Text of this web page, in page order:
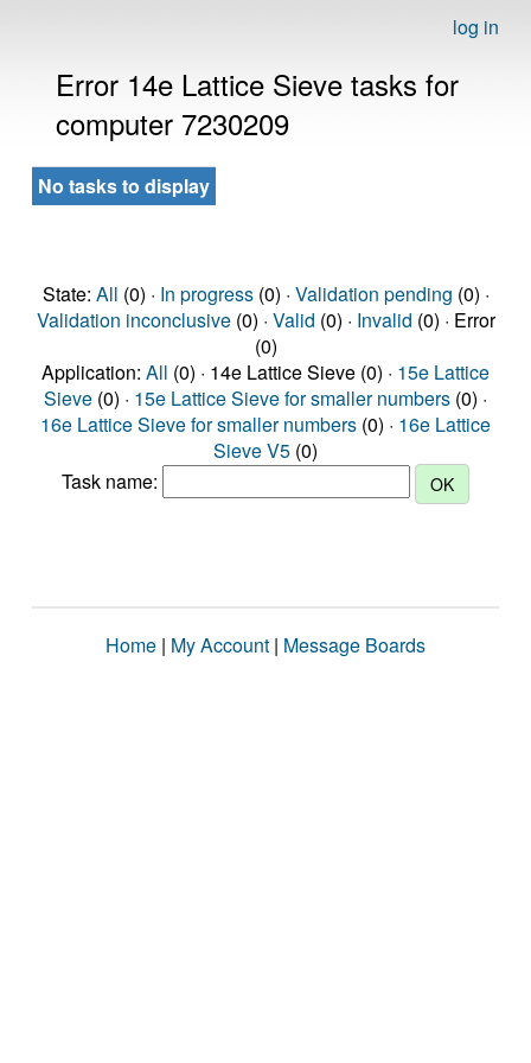
log in
Error 14e Lattice Sieve tasks for
computer 7230209
No tasks to display
State: All (0) · In progress(0) · Validation pending (0) ·
Validation inconclusive(0) · Valid (0) · Invalid (0) · Error
(0)
Application: All (0) · 14e Lattice Sieve (0) · 15e Lattice
Sieve (0) · 15e Lattice Sieve for smaller numbers (0) ·
16e Lattice Sieve for smaller numbers (0) · 16e Lattice
Sieve V5 (0)
Task name:
Home | My Account | Message Boards